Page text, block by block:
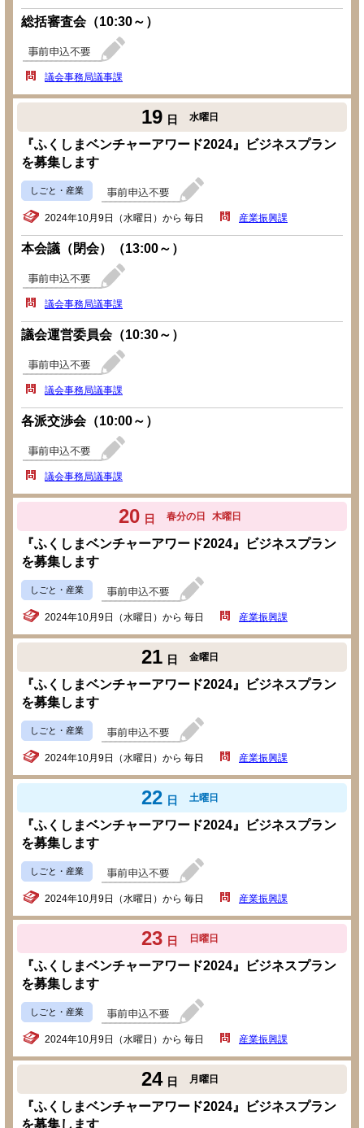
総括審査会（10:30～）
議会事務局議事課
19 日 水曜日
『ふくしまベンチャーアワード2024』ビジネスプラン
を募集します
しごと・産業
2024年10月9日（水曜日）から 毎日 産業振興課
本会議（閉会）（13:00～）
議会事務局議事課
議会運営委員会（10:30～）
議会事務局議事課
各派交渉会（10:00～）
議会事務局議事課
20 日 春分の日 木曜日
『ふくしまベンチャーアワード2024』ビジネスプラン
を募集します
しごと・産業
2024年10月9日（水曜日）から 毎日 産業振興課
21 日 金曜日
『ふくしまベンチャーアワード2024』ビジネスプラン
を募集します
しごと・産業
2024年10月9日（水曜日）から 毎日 産業振興課
22 日 土曜日
『ふくしまベンチャーアワード2024』ビジネスプラン
を募集します
しごと・産業
2024年10月9日（水曜日）から 毎日 産業振興課
23 日 日曜日
『ふくしまベンチャーアワード2024』ビジネスプラン
を募集します
しごと・産業
2024年10月9日（水曜日）から 毎日 産業振興課
24 日 月曜日
『ふくしまベンチャーアワード2024』ビジネスプラン
を募集します